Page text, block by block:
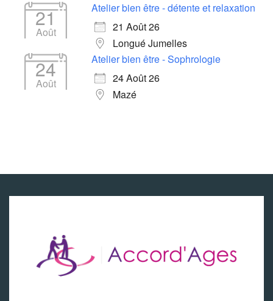
21
Août
Atelier bien être - détente et relaxation
21 Août 26
Longué Jumelles
24
Août
Atelier bien être - Sophrologie
24 Août 26
Mazé